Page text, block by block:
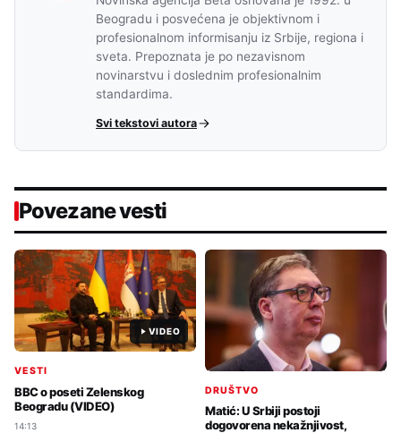
Beogradu i posvećena je objektivnom i
profesionalnom informisanju iz Srbije, regiona i
sveta. Prepoznata je po nezavisnom
novinarstvu i doslednim profesionalnim
standardima.
Svi tekstovi autora
Povezane vesti
VIDEO
VESTI
BBC o poseti Zelenskog
Beogradu (VIDEO)
14:13
DRUŠTVO
Matić: U Srbiji postoji
dogovorena nekažnjivost,